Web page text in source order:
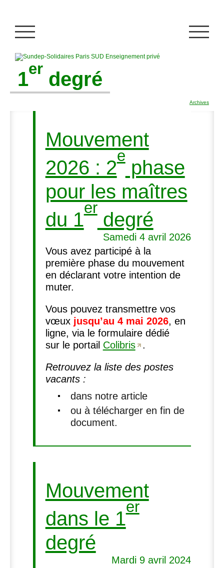
1er degré
Archives
Mouvement
2026 : 2
e
phase
pour les maîtres
du 1
er
degré
Samedi 4 avril 2026
Vous avez participé à la
première phase du mouvement
en déclarant votre intention de
muter.
Vous pouvez transmettre vos
vœux jusqu’au 4 mai 2026, en
ligne, via le formulaire dédié
sur le portail Colibris
.
Retrouvez la liste des postes
vacants :
dans notre article
ou à télécharger en fin de
document.
Mouvement
dans le 1
er
degré
Mardi 9 avril 2024